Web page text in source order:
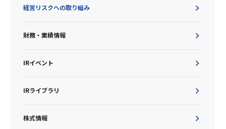
経営リスクへの取り組み
財務・業績情報
IRイベント
IRライブラリ
株式情報